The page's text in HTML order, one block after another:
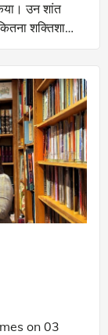
on 03